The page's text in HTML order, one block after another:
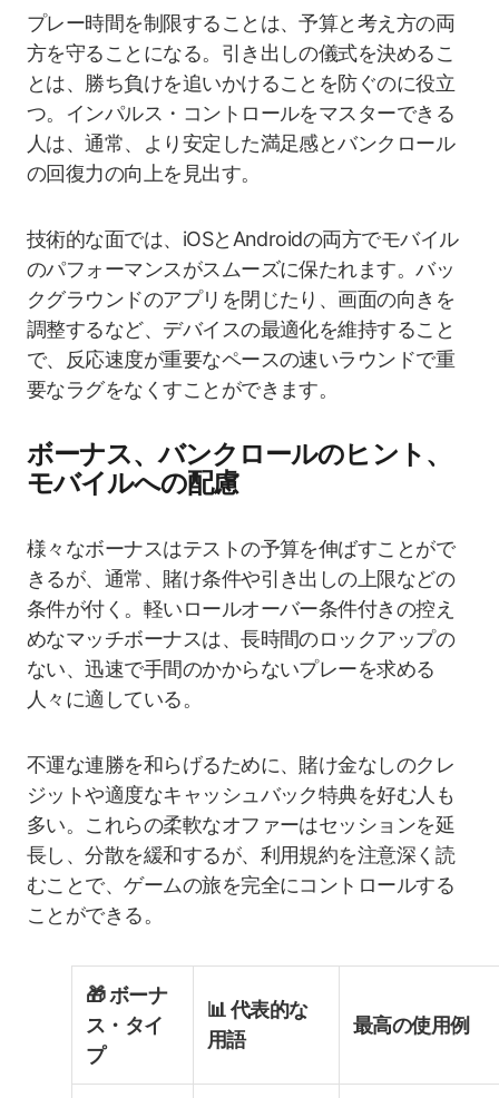
プレー時間を制限することは、予算と考え方の両
方を守ることになる。引き出しの儀式を決めるこ
とは、勝ち負けを追いかけることを防ぐのに役立
つ。インパルス・コントロールをマスターできる
人は、通常、より安定した満足感とバンクロール
の回復力の向上を見出す。
技術的な面では、iOSとAndroidの両方でモバイル
のパフォーマンスがスムーズに保たれます。バッ
クグラウンドのアプリを閉じたり、画面の向きを
調整するなど、デバイスの最適化を維持すること
で、反応速度が重要なペースの速いラウンドで重
要なラグをなくすことができます。
ボーナス、バンクロールのヒント、
モバイルへの配慮
様々なボーナスはテストの予算を伸ばすことがで
きるが、通常、賭け条件や引き出しの上限などの
条件が付く。軽いロールオーバー条件付きの控え
めなマッチボーナスは、長時間のロックアップの
ない、迅速で手間のかからないプレーを求める
人々に適している。
不運な連勝を和らげるために、賭け金なしのクレ
ジットや適度なキャッシュバック特典を好む人も
多い。これらの柔軟なオファーはセッションを延
長し、分散を緩和するが、利用規約を注意深く読
むことで、ゲームの旅を完全にコントロールする
ことができる。
🎁 ボーナ
ス・タイ
プ
📊 代表的な
用語
最高の使用例